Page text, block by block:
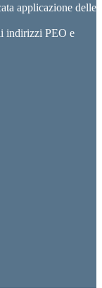
applicazione delle
indirizzi PEO e